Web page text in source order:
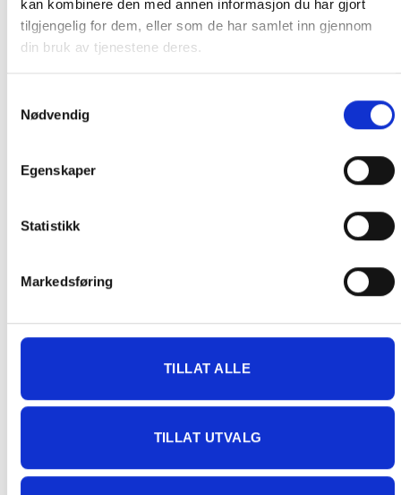
kan kombinere den med annen informasjon du har gjort
tilgjengelig for dem, eller som de har samlet inn gjennom
din bruk av tjenestene deres.
Nødvendig
Egenskaper
Statistikk
Markedsføring
TILLAT ALLE
TILLAT UTVALG
Pakke til hentested. Velg enten Postnord eller Bring i
handlekurven/checkout. Prisen avhenger av vekt eller volumvekt
på pakken.
Produkter som kan knuses eller skades via. transport sendes ikke.
Har du ikke fått noen alternativ på frakt på din pakke så er
mulig for skade under transport.
Noen produkter selges kun i
dørmatten):
GRATIS FRAKT PÅ ORDRE OVER 1500 KR SOM KAN SENDES
MAKSMÅL:35 kg / 105 x 40 x 40 cm